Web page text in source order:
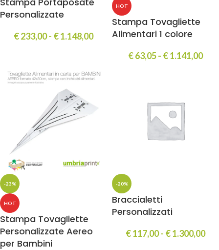
Personalizzate
€233,00- €1.148,00
HOT
Stampa Tovagliette
Alimentari 1 colore
€63,05- €1.141,00
-23%
HOT
Stampa Tovagliette
Personalizzate Aereo
per Bambini
-20%
Braccialetti
Personalizzati
€117,00- €1.300,00